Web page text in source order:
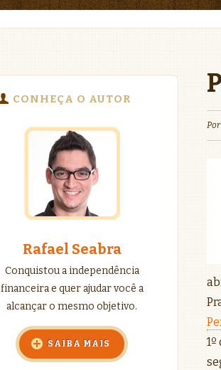
Por
CONHEÇA O AUTOR
Rafael Seabra
Conquistou a independência
financeira e quer ajudar você a
alcançar o mesmo objetivo.
SAIBA MAIS